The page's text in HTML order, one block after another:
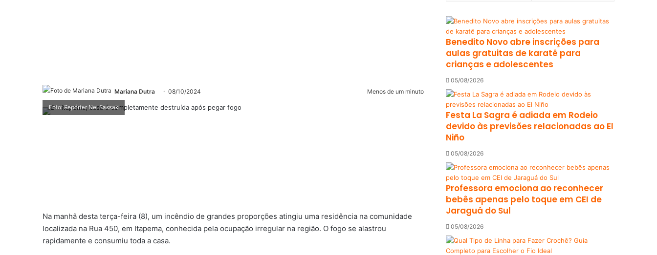
Mariana Dutra 08/10/2024 Menos de um minuto
Foto: Repórter Nei Sassaki
Na manhã desta terça-feira (8), um incêndio de grandes proporções atingiu uma residência na comunidade
localizada na Rua 450, em Itapema, conhecida pela ocupação irregular na região. O fogo se alastrou
rapidamente e consumiu toda a casa.
Benedito Novo abre inscrições para
aulas gratuitas de karatê para
crianças e adolescentes
05/08/2026
Festa La Sagra é adiada em Rodeio
devido às previsões relacionadas ao El
Niño
05/08/2026
Professora emociona ao reconhecer
bebês apenas pelo toque em CEI de
Jaraguá do Sul
05/08/2026